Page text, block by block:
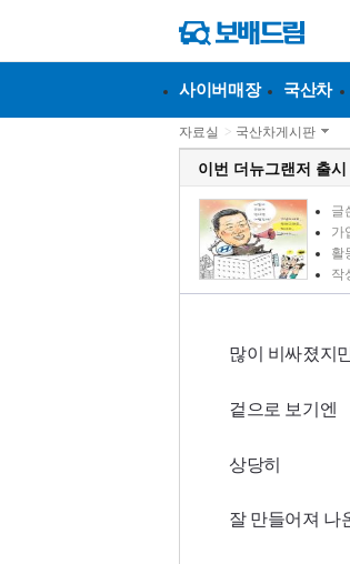
사이버매장 국산차
자료실 > 국산차게시판
이번 더뉴그랜저 출
글
가
활
작
많이 비싸졌지
겉으로 보기엔
상당히
잘 만들어져 나